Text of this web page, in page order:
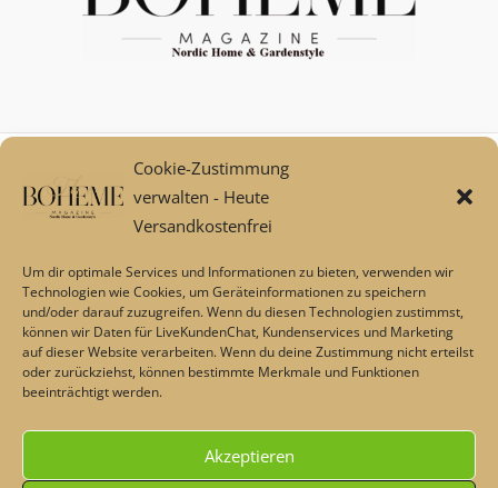
Cookie-Zustimmung
verwalten - Heute
Versandkostenfrei
Um dir optimale Services und Informationen zu bieten, verwenden wir
Technologien wie Cookies, um Geräteinformationen zu speichern
und/oder darauf zuzugreifen. Wenn du diesen Technologien zustimmst,
können wir Daten für LiveKundenChat, Kundenservices und Marketing
auf dieser Website verarbeiten. Wenn du deine Zustimmung nicht erteilst
oder zurückziehst, können bestimmte Merkmale und Funktionen
beeinträchtigt werden.
Akzeptieren
Mein Konto
Zahlungsarten
Versand und Retoure****
AGB
Impressum
Datenschutz
Über uns
Echtheit von Bewertungen
Barrierefreiheit